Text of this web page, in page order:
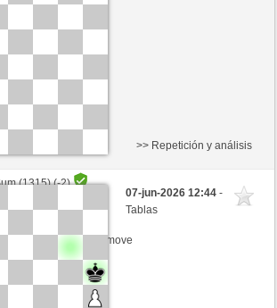
(1315) (-2)
side + 10 seconds/move
>> Repetición y análisis
07-jun-2026 12:44-
Tablas